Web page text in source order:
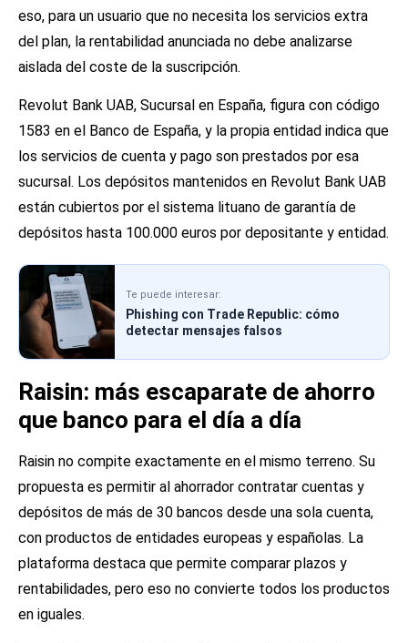
eso, para un usuario que no necesita los servicios extra
del plan, la rentabilidad anunciada no debe analizarse
aislada del coste de la suscripción.
Revolut Bank UAB, Sucursal en España, figura con código
1583 en el Banco de España, y la propia entidad indica que
los servicios de cuenta y pago son prestados por esa
sucursal. Los depósitos mantenidos en Revolut Bank UAB
están cubiertos por el sistema lituano de garantía de
depósitos hasta 100.000 euros por depositante y entidad.
Te puede interesar:
Phishing con Trade Republic: cómo
detectar mensajes falsos
Raisin: más escaparate de ahorro
que banco para el día a día
Raisin no compite exactamente en el mismo terreno. Su
propuesta es permitir al ahorrador contratar cuentas y
depósitos de más de 30 bancos desde una sola cuenta,
con productos de entidades europeas y españolas. La
plataforma destaca que permite comparar plazos y
rentabilidades, pero eso no convierte todos los productos
en iguales.